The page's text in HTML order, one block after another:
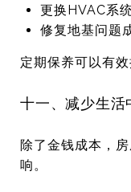
更换HVAC系
修复地基问题
定期保养可以有
十一、减少生活
除了金钱成本，
响。